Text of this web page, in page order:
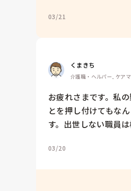
03/21
くまきち
介護職・ヘルパー, ケア
お疲れさまです。私
とを押し付けてもな
す。出世しない職員
03/20